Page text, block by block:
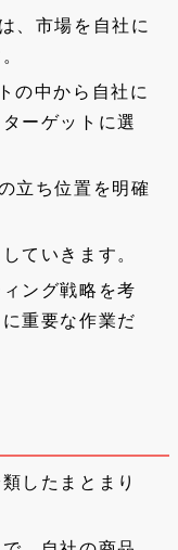
、市場を自社に
の中から自社に
ーゲットに選
立ち位置を明確
ていきます。
ング戦略を考
重要な作業だ
したまとまり